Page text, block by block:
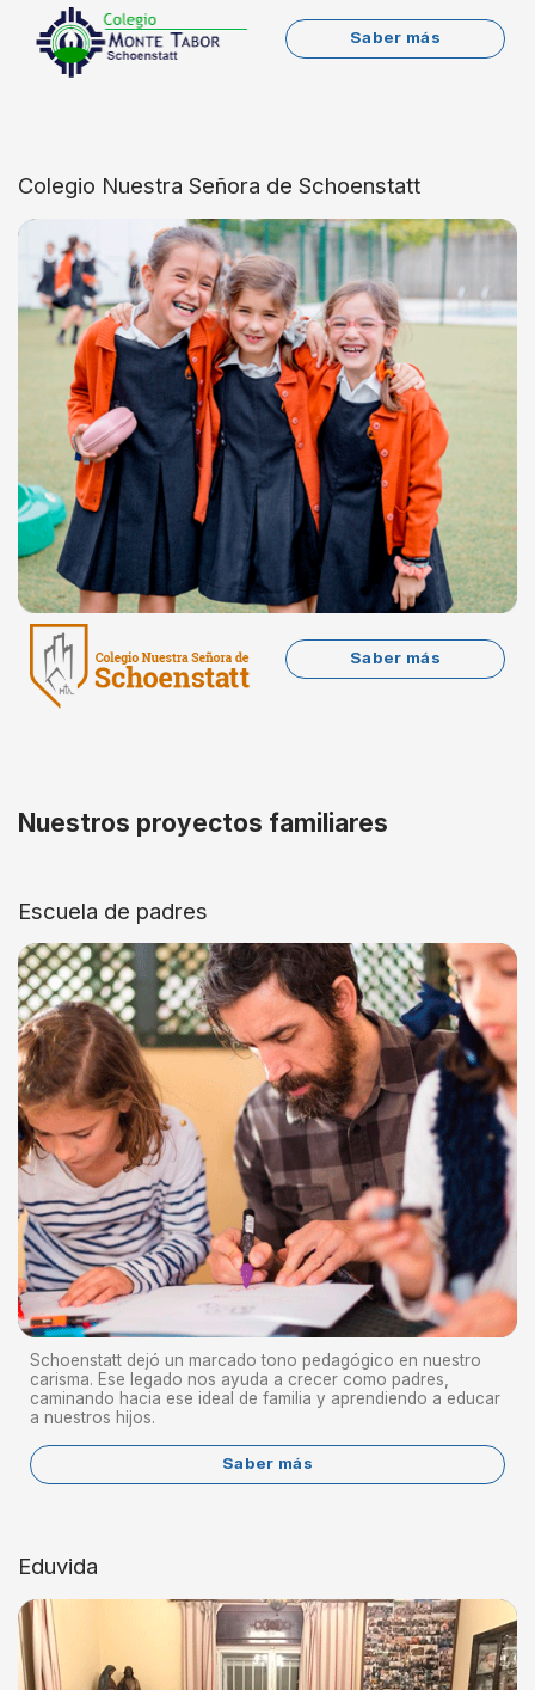
Saber más
Colegio Nuestra Señora de Schoenstatt
Saber más
Nuestros proyectos familiares
Escuela de padres
Schoenstatt dejó un marcado tono pedagógico en nuestro
carisma. Ese legado nos ayuda a crecer como padres,
caminando hacia ese ideal de familia y aprendiendo a educar
a nuestros hijos.
Saber más
Eduvida